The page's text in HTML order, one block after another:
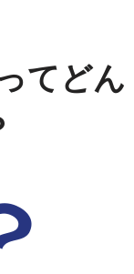
てどん